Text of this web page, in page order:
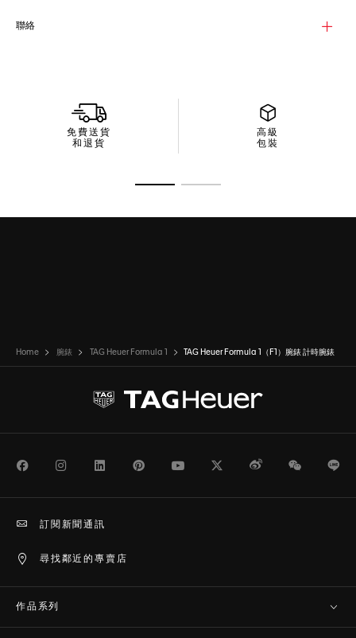
聯絡
免費送貨
和退貨
高級
包裝
Home 腕錶 TAG Heuer Formula 1 TAG Heuer Formula 1（F1）腕錶 計時腕錶
FacebookInstagramLinkedInPinterestYoutubeTwitterWeiboWeChat
尋找鄰近的專賣店
訂閱新聞通訊
作品系列